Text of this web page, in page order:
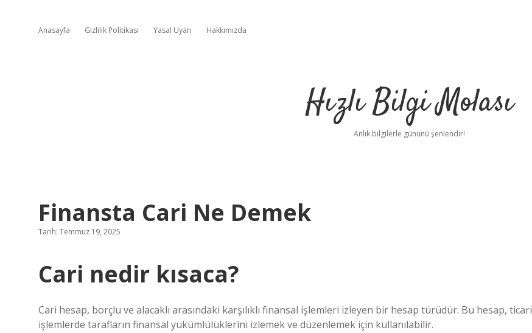
Anasayfa Gizlilik Politikası Yasal Uyarı Hakkımızda
Hızlı Bilgi Molası
Anlık bilgilerle gününü şenlendir!
Finansta Cari Ne Demek
Tarih: Temmuz 19, 2025
Cari nedir kısaca?
Cari hesap, borçlu ve alacaklı arasındaki karşılıklı finansal işlemleri izleyen bir hesap türüdür. Bu hesap, ticari
işlemlerde tarafların finansal yükümlülüklerini izlemek ve düzenlemek için kullanılabilir.